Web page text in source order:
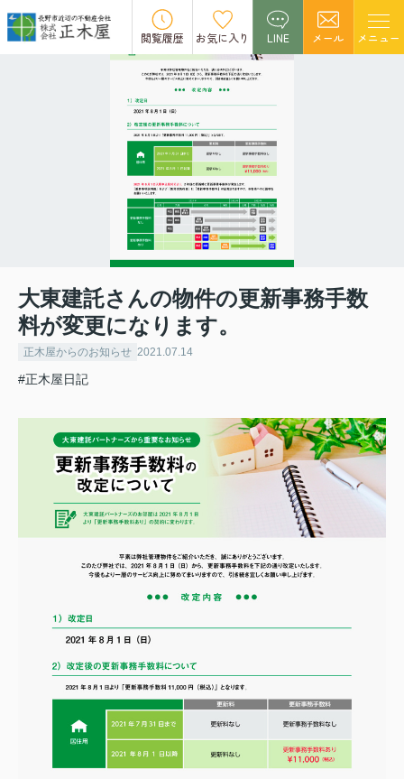
閲覧履歴 お気に入り LINE メール メニュー
大東建託さんの物件の更新事務手数
料が変更になります。
正木屋からのお知らせ 2021.07.14
#正木屋日記